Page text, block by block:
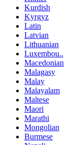
Kurdish
Kyrgyz
Latin
Latvian
Lithuanian
Luxembou..
Macedonian
Malagasy
Malay
Malayalam
Maltese
Maori
Marathi
Mongolian
Burmese